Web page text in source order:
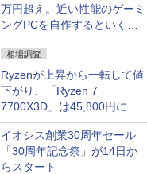
万円超え。近い性能のゲーミ
ングPCを自作するといくら
になる？
相場調査
Ryzenが上昇から一転して値
下がり、「Ryzen 7
7700X3D」は45,800円に急
落し「Ryzen 7 7800X3D」
との価格逆転解消 [8月前半の
CPU価格]
イオシス創業30周年セール
「30周年記念祭」が14日か
らスタート